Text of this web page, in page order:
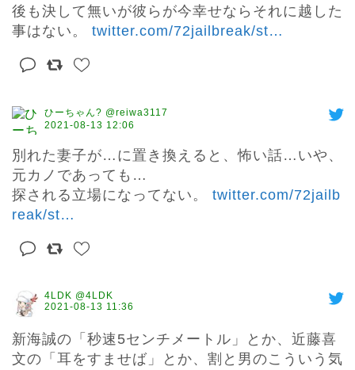
後も決して無いが彼らが今幸せならそれに越した
事はない。 twitter.com/72jailbreak/st…
ひーちゃん? @reiwa3117
2021-08-13 12:06
別れた妻子が…に置き換えると、怖い話…いや、
元カノであっても…
探される立場になってない。 twitter.com/72jailb
reak/st…
4LDK @4LDK
2021-08-13 11:36
新海誠の「秒速5センチメートル」とか、近藤喜
文の「耳をすませば」とか、割と男のこういう気